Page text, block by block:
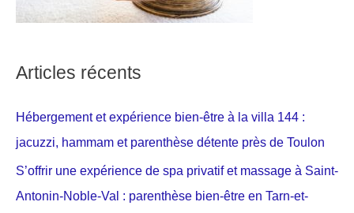
Articles récents
Hébergement et expérience bien-être à la villa 144 :
jacuzzi, hammam et parenthèse détente près de Toulon
S’offrir une expérience de spa privatif et massage à Saint-
Antonin-Noble-Val : parenthèse bien-être en Tarn-et-